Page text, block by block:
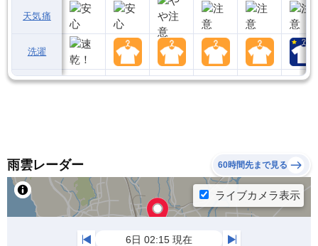
天気痛
洗濯
雨雲レーダー 60時間先まで見る